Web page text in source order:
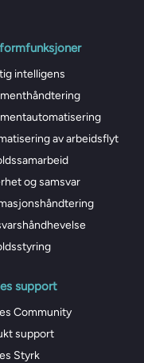
intelligens
av arbeidsflyt
og samsvar
support
Community
support
Styrk